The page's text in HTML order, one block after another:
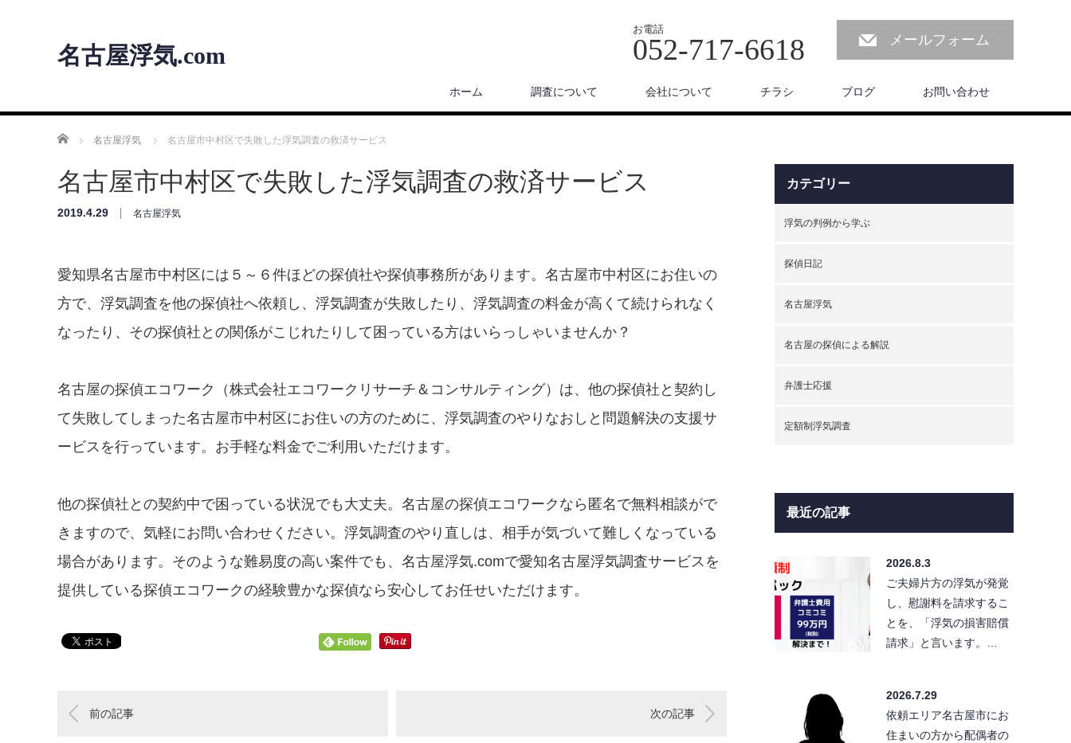
名古屋浮気.com
お電話
052-717-6618 メールフォーム
ホーム 調査について 会社について チラシ ブログ お問い合わせ
ホーム 名古屋浮気 名古屋市中村区で失敗した浮気調査の救済サービス
名古屋市中村区で失敗した浮気調査の救済サービス
2019.4.29 名古屋浮気
愛知県名古屋市中村区には５～６件ほどの探偵社や探偵事務所があります。名古屋市中村区にお住いの
方で、浮気調査を他の探偵社へ依頼し、浮気調査が失敗したり、浮気調査の料金が高くて続けられなく
なったり、その探偵社との関係がこじれたりして困っている方はいらっしゃいませんか？
名古屋の探偵エコワーク（株式会社エコワークリサーチ＆コンサルティング）は、他の探偵社と契約し
て失敗してしまった名古屋市中村区にお住いの方のために、浮気調査のやりなおしと問題解決の支援サ
ービスを行っています。お手軽な料金でご利用いただけます。
他の探偵社との契約中で困っている状況でも大丈夫。名古屋の探偵エコワークなら匿名で無料相談がで
きますので、気軽にお問い合わせください。浮気調査のやり直しは、相手が気づいて難しくなっている
場合があります。そのような難易度の高い案件でも、名古屋浮気.comで愛知名古屋浮気調査サービスを
提供している探偵エコワークの経験豊かな探偵なら安心してお任せいただけます。
前の記事 次の記事
カテゴリー
浮気の判例から学ぶ
探偵日記
名古屋浮気
名古屋の探偵による解説
弁護士応援
定額制浮気調査
最近の記事
2026.8.3
ご夫婦片方の浮気が発覚
し、慰謝料を請求するこ
とを、「浮気の損害賠償
請求」と言います。…
2026.7.29
依頼エリア名古屋市にお
住まいの方から配偶者の